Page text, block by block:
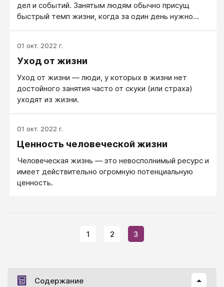
дел и событий. Занятым людям обычно присущ
быстрый темп жизни, когда за один день нужно
нарисовать презентацию и так далее.
01 окт. 2022 г.
Уход от жизни
Уход от жизни ― люди, у которых в жизни нет
достойного занятия часто от скуки (или страха)
уходят из жизни.
01 окт. 2022 г.
Ценность человеческой жизни
Человеческая жизнь — это невосполнимый ресурс и
имеет действительно огромную потенциальную
ценность.
1 2 3
Содержание